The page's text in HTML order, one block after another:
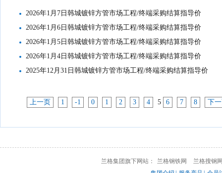
2026年1月7日韩城镀锌方管市场工程/终端采购结算指导价
2026年1月6日韩城镀锌方管市场工程/终端采购结算指导价
2026年1月5日韩城镀锌方管市场工程/终端采购结算指导价
2026年1月4日韩城镀锌方管市场工程/终端采购结算指导价
2025年12月31日韩城镀锌方管市场工程/终端采购结算指导价
上一页 1 -1 0 1 2 3 4 5 6 7 8 下